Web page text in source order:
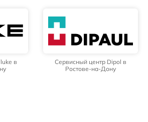
в
Сервисный центр Dipol в
Ростове-на-Дону